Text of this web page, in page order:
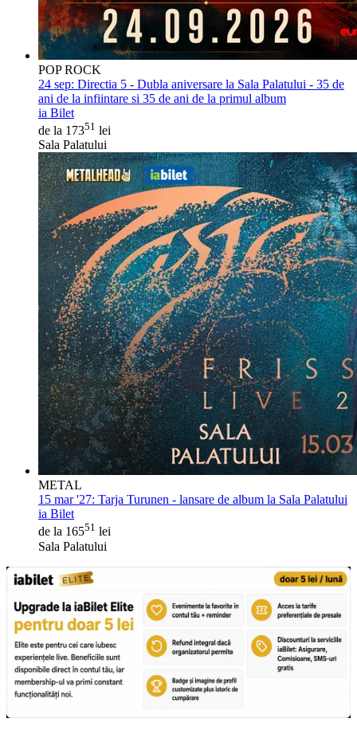
POP ROCK
24 sep: Directia 5 - Dubla aniversare la Sala Palatului - 35 de
ani de la infiintare si 35 de ani de la primul album
ia Bilet
de la 17351 lei
Sala Palatului
METAL
15 mar '27: Tarja Turunen - lansare de album la Sala Palatului
ia Bilet
de la 16551 lei
Sala Palatului